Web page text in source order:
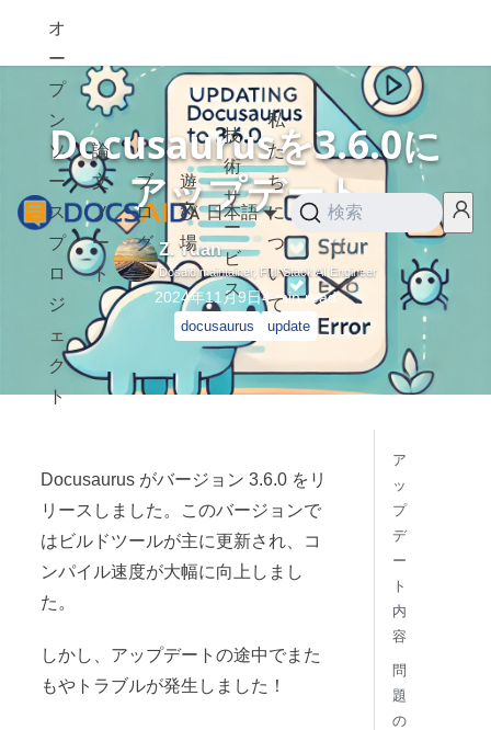
オ
ー
プ
ン
ソ
ー
ス
プ
ロ
ジ
ェ
ク
ト
論
文
ノ
ー
ト
ブ
ロ
グ
遊
び
場
技
術
サ
ー
ビ
ス
私
た
ち
に
つ
い
て
日本語 検索
Docusaurusを3.6.0に
アップデート
Z. Yuan
Dosaid maintainer, Full-Stack AI Engineer
2024年11月9日4min read
docusaurus update
Docusaurus がバージョン 3.6.0 をリ
リースしました。このバージョンで
はビルドツールが主に更新され、コ
ンパイル速度が大幅に向上しまし
た。
しかし、アップデートの途中でまた
もやトラブルが発生しました！
ア
ッ
プ
デ
ー
ト
内
容
問
題
の